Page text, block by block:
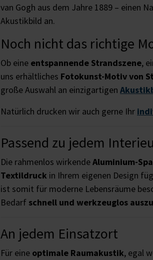
van Gogh aus dem Jahre 1889 – einen
Akustikbild an.
Noch nicht das richtige
Ob eine entspannende Strandszene,
uns erhältliches Fotokunst-Motiv von
große Auswahl an einzigartigen
Natürlich drucken wir auch gerne Ihr
Passend zu jedem
Die rahmenlos wirkendeAluminium-
Textildruck in Ihrem eigenen Design
ist somit für moderne Lebensräume
Bedarf schnell und werkzeuglos
An jedem Einsatzort
Für eine optimale Raumakustik, egal